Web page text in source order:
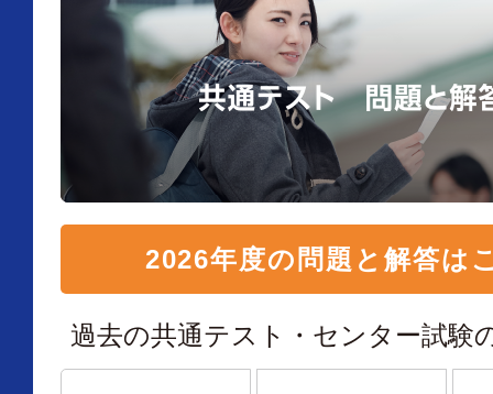
2026年度の問題と解答は
過去の共通テスト・センター試験